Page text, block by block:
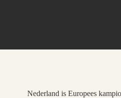
Nederland is Europees